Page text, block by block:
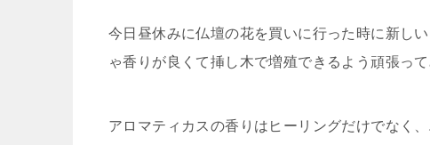
今日昼休みに仏壇の花を買いに行った時に新し
ゃ香りが良くて挿し木で増殖できるよう頑張っ
アロマティカスの香りはヒーリングだけでなく